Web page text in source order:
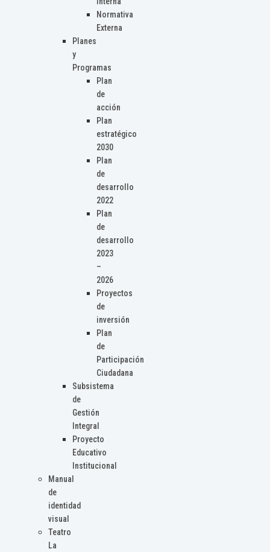
Normativa
Externa
Planes
y
Programas
Plan
de
acción
Plan
estratégico
2030
Plan
de
desarrollo
2022
Plan
de
desarrollo
2023
–
2026
Proyectos
de
inversión
Plan
de
Participación
Ciudadana
Subsistema
de
Gestión
Integral
Proyecto
Educativo
Institucional
Manual
de
identidad
visual
Teatro
La